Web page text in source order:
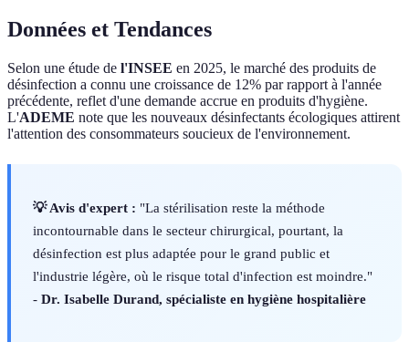
Données et Tendances
Selon une étude de l'INSEE en 2025, le marché des produits de
désinfection a connu une croissance de 12% par rapport à l'année
précédente, reflet d'une demande accrue en produits d'hygiène.
L'ADEME note que les nouveaux désinfectants écologiques attirent
l'attention des consommateurs soucieux de l'environnement.
💡 Avis d'expert : "La stérilisation reste la méthode
incontournable dans le secteur chirurgical, pourtant, la
désinfection est plus adaptée pour le grand public et
l'industrie légère, où le risque total d'infection est moindre."
- Dr. Isabelle Durand, spécialiste en hygiène hospitalière